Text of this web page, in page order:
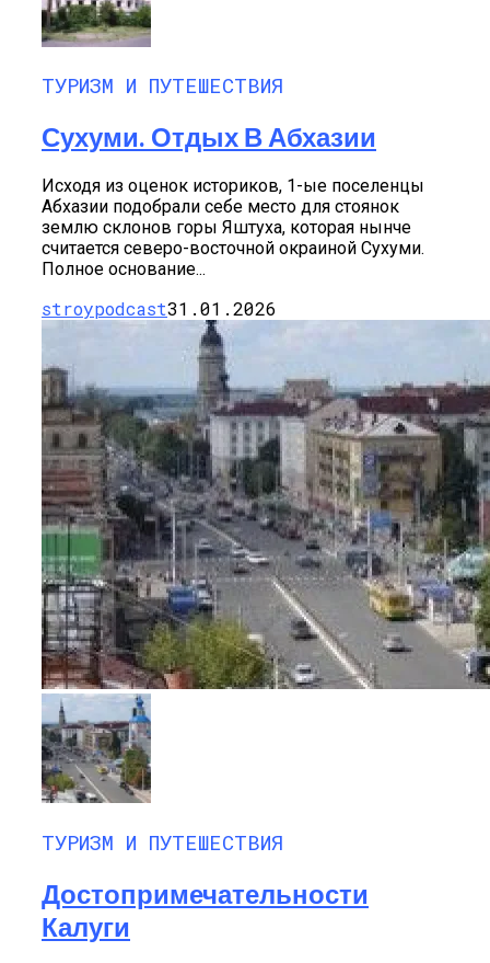
ТУРИЗМ И ПУТЕШЕСТВИЯ
Сухуми. Отдых В Абхазии
Исходя из оценок историков, 1-ые поселенцы
Абхазии подобрали себе место для стоянок
землю склонов горы Яштуха, которая нынче
считается северо-восточной окраиной Сухуми.
Полное основание...
stroypodcast31.01.2026
ТУРИЗМ И ПУТЕШЕСТВИЯ
Достопримечательности
Калуги